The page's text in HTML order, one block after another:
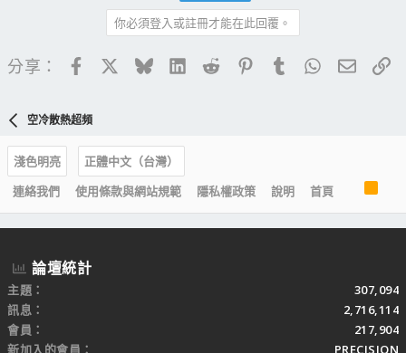
你必須登入或註冊才能在此回覆。
分享： FacebookBlueskyLinkedIn
Reddit PinterestTumblrWhatsApp
電子
空冷散熱超頻
淺色明亮
正體中文（台灣）
連絡我們
使用條款與網站規範 隱私權政策 說明 首頁
S
論壇統計
主題
307,094
訊息
2,716,114
會員
217,904
新加入的會員
PRECISION